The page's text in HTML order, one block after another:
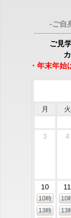
-ご自
ご見
・年末年始
月 火
3
4
10
10時
13時
11
10
13